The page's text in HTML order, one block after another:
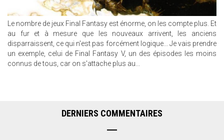
Le nombre de jeux Final Fantasy est énorme, on les compte plus. Et
au fur et à mesure que les nouveaux arrivent, les anciens
disparraissent, ce qui n'est pas forcément logique... Je vais prendre
un exemple, celui de Final Fantasy V, un des épisodes les moins
connus de tous, car on s'attache plus au...
DERNIERS COMMENTAIRES